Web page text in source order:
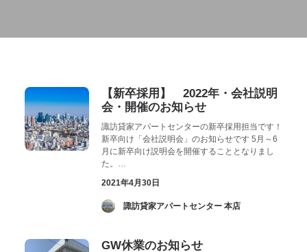
【新卒採用】 2022年・会社説明
会・開催のお知らせ
諏訪貸家アパートセンターの新卒採用担当です！
新卒向け「会社説明会」のお知らせです 5月～6
月に新卒向け説明会を開催することとなりまし
た。…
2021年4月30日
­ 諏訪貸家アパートセンター 本店
GW休業のお知らせ